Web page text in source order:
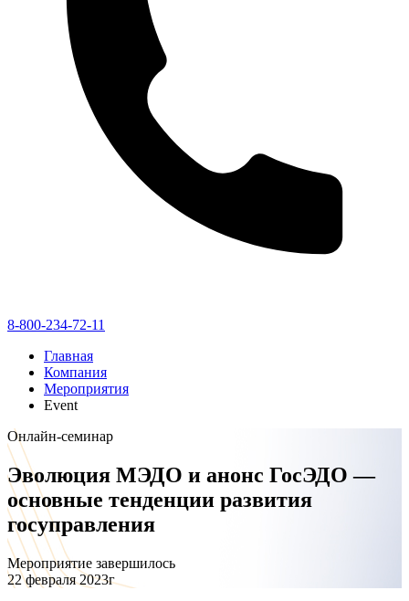
8-800-234-72-11
Главная
Компания
Мероприятия
Event
Онлайн-семинар
Эволюция МЭДО и анонс ГосЭДО —
основные тенденции развития
госуправления
Мероприятие завершилось
22 февраля 2023г